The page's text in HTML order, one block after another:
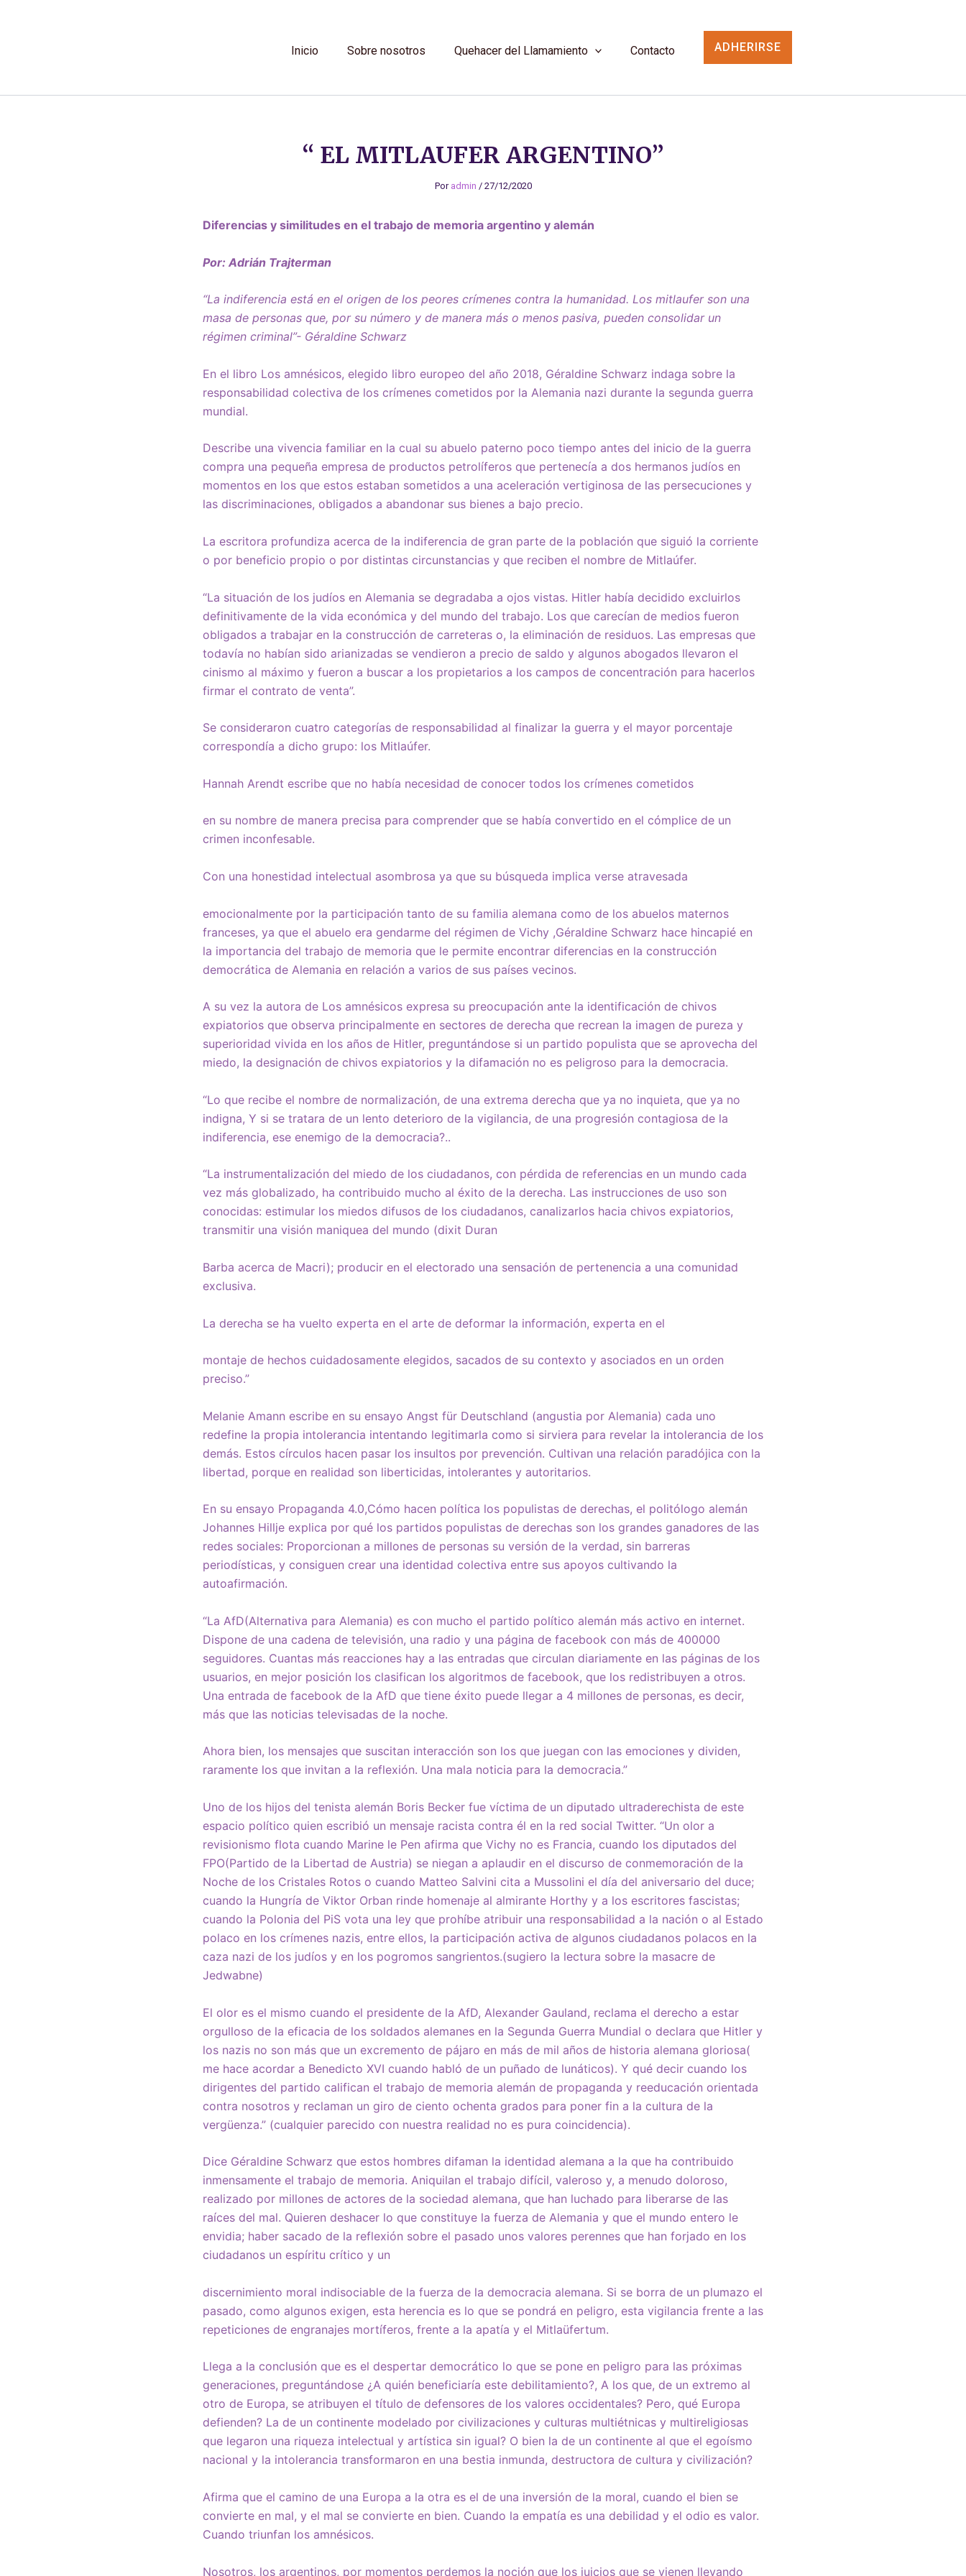
Inicio Sobre nosotros Quehacer del Llamamiento Contacto ADHERIRSE
“ EL MITLAUFER ARGENTINO”
Por admin / 27/12/2020
Diferencias y similitudes en el trabajo de memoria argentino y alemán
Por: Adrián Trajterman
“La indiferencia está en el origen de los peores crímenes contra la humanidad. Los mitlaufer son una
masa de personas que, por su número y de manera más o menos pasiva, pueden consolidar un
régimen criminal”- Géraldine Schwarz
En el libro Los amnésicos, elegido libro europeo del año 2018, Géraldine Schwarz indaga sobre la
responsabilidad colectiva de los crímenes cometidos por la Alemania nazi durante la segunda guerra
mundial.
Describe una vivencia familiar en la cual su abuelo paterno poco tiempo antes del inicio de la guerra
compra una pequeña empresa de productos petrolíferos que pertenecía a dos hermanos judíos en
momentos en los que estos estaban sometidos a una aceleración vertiginosa de las persecuciones y
las discriminaciones, obligados a abandonar sus bienes a bajo precio.
La escritora profundiza acerca de la indiferencia de gran parte de la población que siguió la corriente
o por beneficio propio o por distintas circunstancias y que reciben el nombre de Mitlaúfer.
“La situación de los judíos en Alemania se degradaba a ojos vistas. Hitler había decidido excluirlos
definitivamente de la vida económica y del mundo del trabajo. Los que carecían de medios fueron
obligados a trabajar en la construcción de carreteras o, la eliminación de residuos. Las empresas que
todavía no habían sido arianizadas se vendieron a precio de saldo y algunos abogados llevaron el
cinismo al máximo y fueron a buscar a los propietarios a los campos de concentración para hacerlos
firmar el contrato de venta”.
Se consideraron cuatro categorías de responsabilidad al finalizar la guerra y el mayor porcentaje
correspondía a dicho grupo: los Mitlaúfer.
Hannah Arendt escribe que no había necesidad de conocer todos los crímenes cometidos
en su nombre de manera precisa para comprender que se había convertido en el cómplice de un
crimen inconfesable.
Con una honestidad intelectual asombrosa ya que su búsqueda implica verse atravesada
emocionalmente por la participación tanto de su familia alemana como de los abuelos maternos
franceses, ya que el abuelo era gendarme del régimen de Vichy ,Géraldine Schwarz hace hincapié en
la importancia del trabajo de memoria que le permite encontrar diferencias en la construcción
democrática de Alemania en relación a varios de sus países vecinos.
A su vez la autora de Los amnésicos expresa su preocupación ante la identificación de chivos
expiatorios que observa principalmente en sectores de derecha que recrean la imagen de pureza y
superioridad vivida en los años de Hitler, preguntándose si un partido populista que se aprovecha del
miedo, la designación de chivos expiatorios y la difamación no es peligroso para la democracia.
“Lo que recibe el nombre de normalización, de una extrema derecha que ya no inquieta, que ya no
indigna, Y si se tratara de un lento deterioro de la vigilancia, de una progresión contagiosa de la
indiferencia, ese enemigo de la democracia?..
“La instrumentalización del miedo de los ciudadanos, con pérdida de referencias en un mundo cada
vez más globalizado, ha contribuido mucho al éxito de la derecha. Las instrucciones de uso son
conocidas: estimular los miedos difusos de los ciudadanos, canalizarlos hacia chivos expiatorios,
transmitir una visión maniquea del mundo (dixit Duran
Barba acerca de Macri); producir en el electorado una sensación de pertenencia a una comunidad
exclusiva.
La derecha se ha vuelto experta en el arte de deformar la información, experta en el
montaje de hechos cuidadosamente elegidos, sacados de su contexto y asociados en un orden
preciso.”
Melanie Amann escribe en su ensayo Angst für Deutschland (angustia por Alemania) cada uno
redefine la propia intolerancia intentando legitimarla como si sirviera para revelar la intolerancia de los
demás. Estos círculos hacen pasar los insultos por prevención. Cultivan una relación paradójica con la
libertad, porque en realidad son liberticidas, intolerantes y autoritarios.
En su ensayo Propaganda 4.0,Cómo hacen política los populistas de derechas, el politólogo alemán
Johannes Hillje explica por qué los partidos populistas de derechas son los grandes ganadores de las
redes sociales: Proporcionan a millones de personas su versión de la verdad, sin barreras
periodísticas, y consiguen crear una identidad colectiva entre sus apoyos cultivando la
autoafirmación.
“La AfD(Alternativa para Alemania) es con mucho el partido político alemán más activo en internet.
Dispone de una cadena de televisión, una radio y una página de facebook con más de 400000
seguidores. Cuantas más reacciones hay a las entradas que circulan diariamente en las páginas de los
usuarios, en mejor posición los clasifican los algoritmos de facebook, que los redistribuyen a otros.
Una entrada de facebook de la AfD que tiene éxito puede llegar a 4 millones de personas, es decir,
más que las noticias televisadas de la noche.
Ahora bien, los mensajes que suscitan interacción son los que juegan con las emociones y dividen,
raramente los que invitan a la reflexión. Una mala noticia para la democracia.”
Uno de los hijos del tenista alemán Boris Becker fue víctima de un diputado ultraderechista de este
espacio político quien escribió un mensaje racista contra él en la red social Twitter. “Un olor a
revisionismo flota cuando Marine le Pen afirma que Vichy no es Francia, cuando los diputados del
FPO(Partido de la Libertad de Austria) se niegan a aplaudir en el discurso de conmemoración de la
Noche de los Cristales Rotos o cuando Matteo Salvini cita a Mussolini el día del aniversario del duce;
cuando la Hungría de Viktor Orban rinde homenaje al almirante Horthy y a los escritores fascistas;
cuando la Polonia del PiS vota una ley que prohíbe atribuir una responsabilidad a la nación o al Estado
polaco en los crímenes nazis, entre ellos, la participación activa de algunos ciudadanos polacos en la
caza nazi de los judíos y en los pogromos sangrientos.(sugiero la lectura sobre la masacre de
Jedwabne)
El olor es el mismo cuando el presidente de la AfD, Alexander Gauland, reclama el derecho a estar
orgulloso de la eficacia de los soldados alemanes en la Segunda Guerra Mundial o declara que Hitler y
los nazis no son más que un excremento de pájaro en más de mil años de historia alemana gloriosa(
me hace acordar a Benedicto XVI cuando habló de un puñado de lunáticos). Y qué decir cuando los
dirigentes del partido califican el trabajo de memoria alemán de propaganda y reeducación orientada
contra nosotros y reclaman un giro de ciento ochenta grados para poner fin a la cultura de la
vergüenza.” (cualquier parecido con nuestra realidad no es pura coincidencia).
Dice Géraldine Schwarz que estos hombres difaman la identidad alemana a la que ha contribuido
inmensamente el trabajo de memoria. Aniquilan el trabajo difícil, valeroso y, a menudo doloroso,
realizado por millones de actores de la sociedad alemana, que han luchado para liberarse de las
raíces del mal. Quieren deshacer lo que constituye la fuerza de Alemania y que el mundo entero le
envidia; haber sacado de la reflexión sobre el pasado unos valores perennes que han forjado en los
ciudadanos un espíritu crítico y un
discernimiento moral indisociable de la fuerza de la democracia alemana. Si se borra de un plumazo el
pasado, como algunos exigen, esta herencia es lo que se pondrá en peligro, esta vigilancia frente a las
repeticiones de engranajes mortíferos, frente a la apatía y el Mitlaüfertum.
Llega a la conclusión que es el despertar democrático lo que se pone en peligro para las próximas
generaciones, preguntándose ¿A quién beneficiaría este debilitamiento?, A los que, de un extremo al
otro de Europa, se atribuyen el título de defensores de los valores occidentales? Pero, qué Europa
defienden? La de un continente modelado por civilizaciones y culturas multiétnicas y multireligiosas
que legaron una riqueza intelectual y artística sin igual? O bien la de un continente al que el egoísmo
nacional y la intolerancia transformaron en una bestia inmunda, destructora de cultura y civilización?
Afirma que el camino de una Europa a la otra es el de una inversión de la moral, cuando el bien se
convierte en mal, y el mal se convierte en bien. Cuando la empatía es una debilidad y el odio es valor.
Cuando triunfan los amnésicos.
Nosotros, los argentinos, por momentos perdemos la noción que los juicios que se vienen llevando